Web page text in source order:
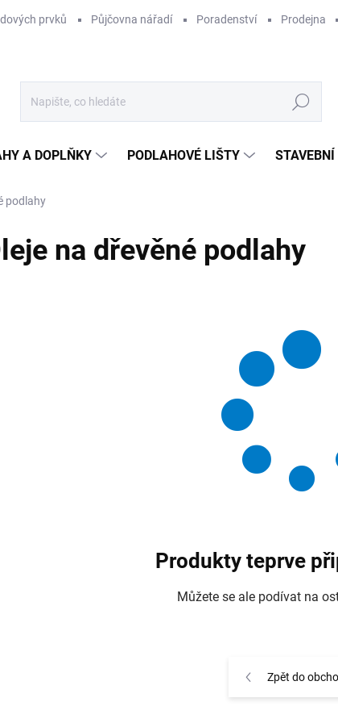
prvků Půjčovna nářadí Poradenství Prodejna
Hledat
A DOPLŇKY PODLAHOVÉ LIŠTY
podlahy
na dřevěné podlahy
Produkty teprve
Můžete se ale podívat na
Zpět do